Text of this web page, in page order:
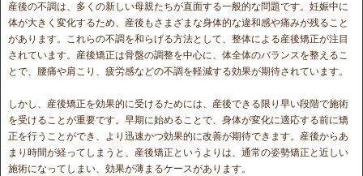
産後の不調は、多くの新しい母親たちが直面する一般的な問題です。妊娠中に
体が大きく変化するため、産後もさまざまな身体的な違和感や痛みが残ること
があります。これらの不調を和らげる方法として、整体による産後矯正が注目
されています。産後矯正は骨盤の調整を中心に、体全体のバランスを整えるこ
とで、腰痛や肩こり、疲労感などの不調を軽減する効果が期待されています。
しかし、産後矯正を効果的に受けるためには、産後できる限り早い段階で施術
を受けることが重要です。早期に始めることで、身体が変化に適応する前に矯
正を行うことができ、より迅速かつ効果的に改善が期待できます。産後からあ
まり時間が経ってしまうと、産後矯正というよりは、通常の姿勢矯正と近しい
施術になってしまい、効果が薄まるケースがあります。